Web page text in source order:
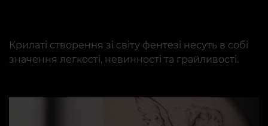
Крилаті створення зі світу фентезі несуть в собі
значення легкості, невинності та грайливості.